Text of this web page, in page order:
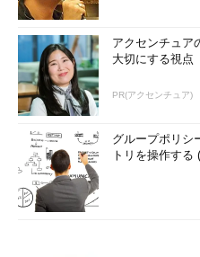
アクセンチュア
大切にする視点
PR(アクセンチュア)
グループポリシ
トリを操作する